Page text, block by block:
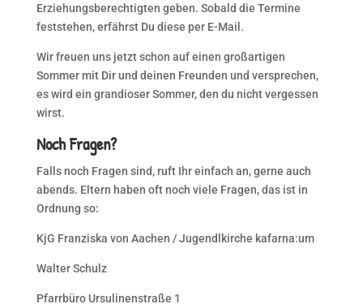
Erziehungsberechtigten geben. Sobald die Termine
feststehen, erfährst Du diese per E-Mail.
Wir freuen uns jetzt schon auf einen großartigen
Sommer mit Dir und deinen Freunden und versprechen,
es wird ein grandioser Sommer, den du nicht vergessen
wirst.
Noch Fragen?
Falls noch Fragen sind, ruft Ihr einfach an, gerne auch
abends. Eltern haben oft noch viele Fragen, das ist in
Ordnung so:
KjG Franziska von Aachen / Jugendlkirche kafarna:um
Walter Schulz
Pfarrbüro Ursulinenstraße 1